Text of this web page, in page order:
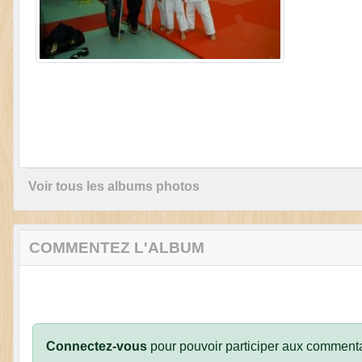
Voir tous les albums photos
COMMENTEZ L'ALBUM
Connectez-vous pour pouvoir participer aux